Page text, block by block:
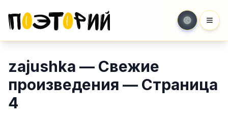
zajushka — Свежие
произведения — Страница
4